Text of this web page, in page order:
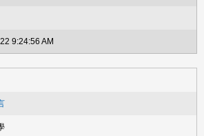
9:24:56 AM